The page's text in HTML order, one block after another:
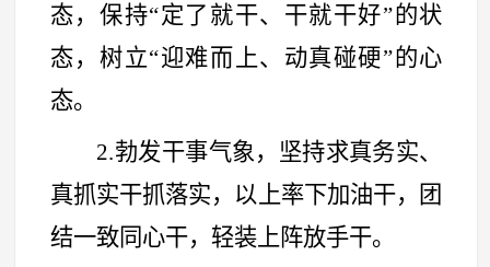
态，保持“定了就干、干就干好”的状
态，树立“迎难而上、动真碰硬”的心
态。
2.勃发干事气象，坚持求真务实、
真抓实干抓落实，以上率下加油干，团
结一致同心干，轻装上阵放手干。